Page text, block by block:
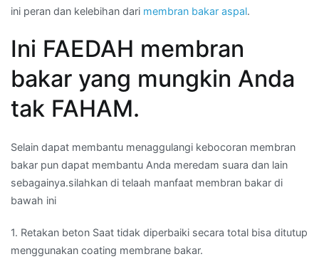
ini peran dan kelebihan dari membran bakar aspal.
Ini FAEDAH membran
bakar yang mungkin Anda
tak FAHAM.
Selain dapat membantu menaggulangi kebocoran membran
bakar pun dapat membantu Anda meredam suara dan lain
sebagainya.silahkan di telaah manfaat membran bakar di
bawah ini
1. Retakan beton Saat tidak diperbaiki secara total bisa ditutup
menggunakan coating membrane bakar.